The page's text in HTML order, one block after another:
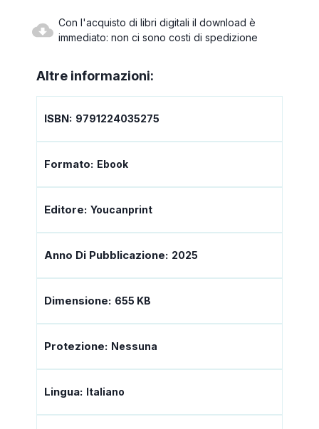
Con l'acquisto di libri digitali il download è
immediato: non ci sono costi di spedizione
Altre informazioni:
ISBN: 9791224035275
Formato: Ebook
Editore: Youcanprint
Anno Di Pubblicazione: 2025
Dimensione: 655 KB
Protezione: Nessuna
Lingua: Italiano